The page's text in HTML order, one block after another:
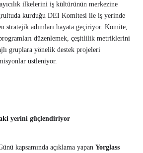
ilkelerini iş kültürünün merkezine
kurduğu DEI Komitesi ile iş yerinde
stratejik adımları hayata geçiriyor. Komite,
düzenlemek, çeşitlilik metriklerini
gruplara yönelik destek projeleri
üstleniyor.
yerini güçlendiriyor
kapsamında açıklama yapan Yorglass